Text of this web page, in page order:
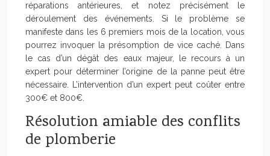
réparations antérieures, et notez précisément le
déroulement des événements. Si le problème se
manifeste dans les 6 premiers mois de la location, vous
pourrez invoquer la présomption de vice caché. Dans
le cas d’un dégât des eaux majeur, le recours à un
expert pour déterminer l’origine de la panne peut être
nécessaire. L’intervention d’un expert peut coûter entre
300€ et 800€.
Résolution amiable des conflits
de plomberie